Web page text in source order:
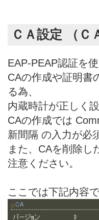
ＣＡ設定 （Ｃ
EAP-PEAP認証を
CAの作成や証明書
る為、
内蔵時計が正しく
CAの作成では
新間隔 の入力が必
また、CAを削除し
注意ください。
ここでは下記内容